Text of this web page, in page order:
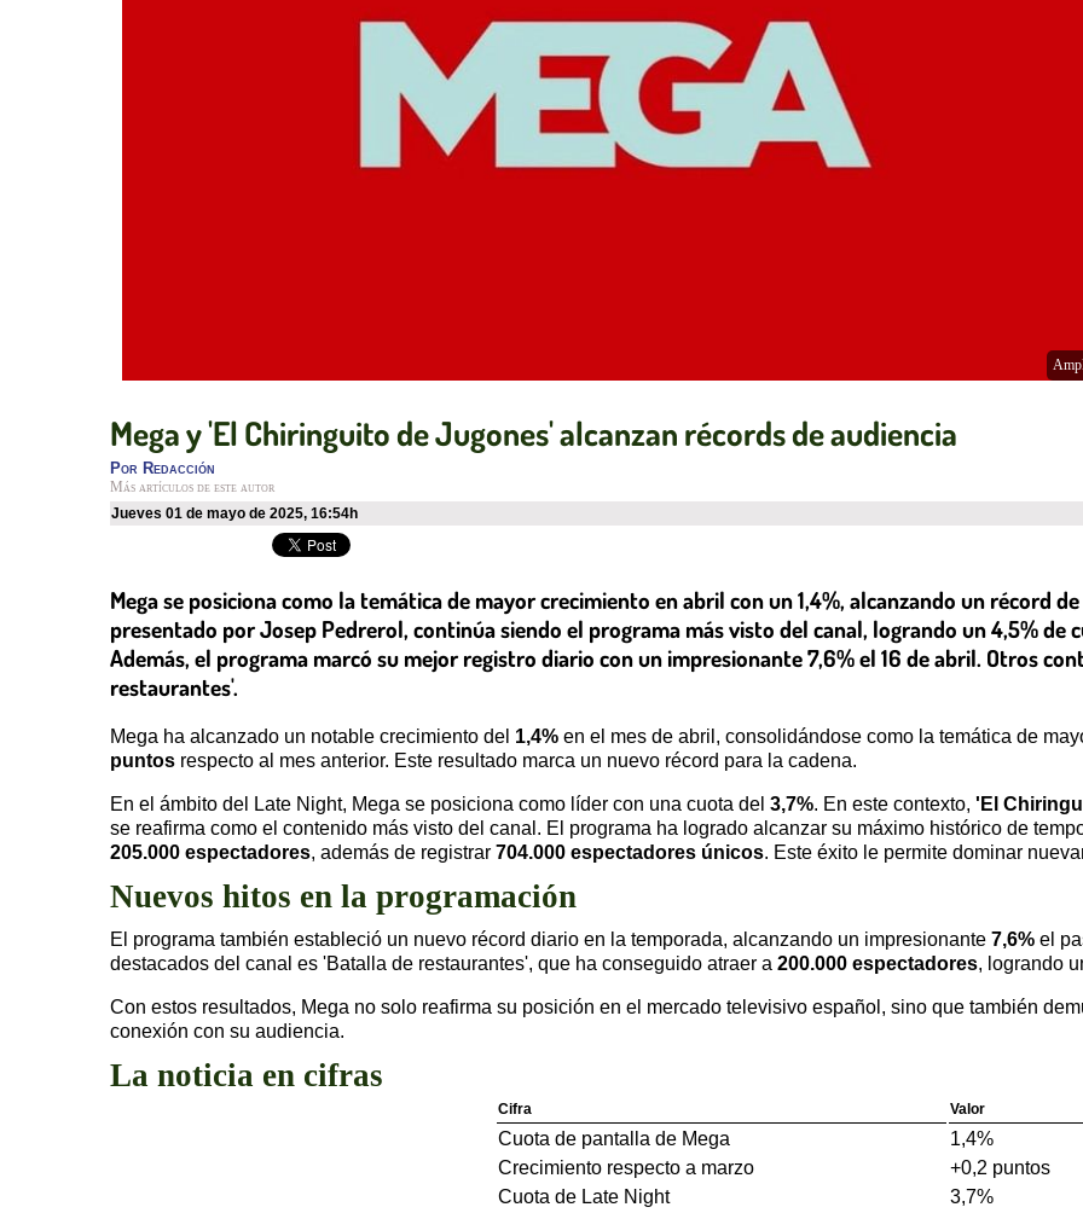
Mega y 'El Chiringuito de Jugones' alcanzan récords de audiencia
Por Redacción
Más artículos de este autor
jueves 01 de mayo de 2025, 16:54h
Mega se posiciona como la temática de mayor crecimiento en abril con un 1,4%, alcanzando un récord
presentado por Josep Pedrerol, continúa siendo el programa más visto del canal, logrando un 4,5% de
Además, el programa marcó su mejor registro diario con un impresionante 7,6% el 16 de abril. Otros
restaurantes'.
Mega ha alcanzado un notable crecimiento del 1,4% en el mes de abril, consolidándose como la temática de
puntos respecto al mes anterior. Este resultado marca un nuevo récord para la cadena.
En el ámbito del Late Night, Mega se posiciona como líder con una cuota del 3,7%. En este contexto, 'El
se reafirma como el contenido más visto del canal. El programa ha logrado alcanzar su máximo histórico de
205.000 espectadores, además de registrar 704.000 espectadores únicos. Este éxito le permite dominar
Nuevos hitos en la programación
El programa también estableció un nuevo récord diario en la temporada, alcanzando un impresionante 7,6% el
destacados del canal es 'Batalla de restaurantes', que ha conseguido atraer a 200.000 espectadores, logrando
Con estos resultados, Mega no solo reafirma su posición en el mercado televisivo español, sino que también
conexión con su audiencia.
La noticia en cifras
Cifra Valor
Cuota de pantalla de Mega
1,4%
Crecimiento respecto a marzo
+0,2 puntos
Cuota de Late Night
3,7%